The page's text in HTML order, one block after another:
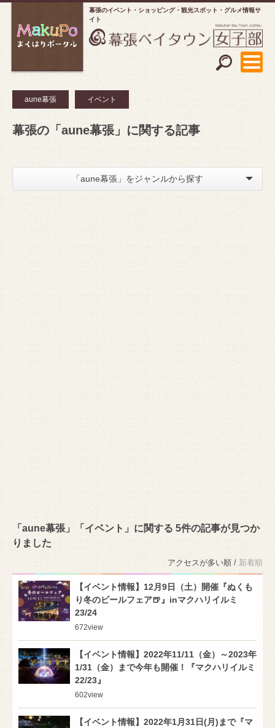
幕張のイベント・ショッピング
観光スポット・グルメ情報サ
イト
aune幕張 イベント
幕張の「aune幕張」に関する記事
「aune幕張」をジャンルから探す
「aune幕張」「イベント」に関する 5件の記事が見つか
りました
アクセスが多い順 / 新着順
【イベント情報】12月9日（土）開催『ぬくも
り冬のビールフェア🍺』inマクハリイルミ
23/24
672view
【イベント情報】2022年11/11（金）～2023年
1/31（金）まで今年も開催！『マクハリイルミ
22/23』
602view
【イベント情報】2022年1月31日(月)まで『マ